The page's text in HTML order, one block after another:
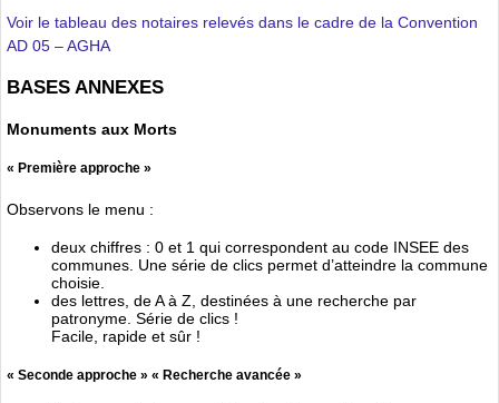
Voir le tableau des notaires relevés dans le cadre de la Convention
AD 05 – AGHA
BASES ANNEXES
Monuments aux Morts
« Première approche »
Observons le menu :
deux chiffres : 0 et 1 qui correspondent au code INSEE des
communes. Une série de clics permet d’atteindre la commune
choisie.
des lettres, de A à Z, destinées à une recherche par
patronyme. Série de clics !
Facile, rapide et sûr !
« Seconde approche » « Recherche avancée »